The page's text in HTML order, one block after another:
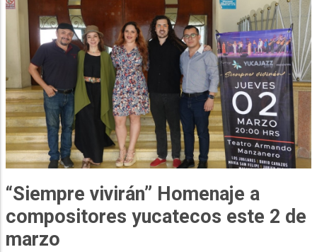
“Siempre vivirán” Homenaje a
compositores yucatecos este 2 de
marzo